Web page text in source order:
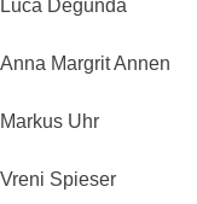
Luca Degunda
Anna Margrit Annen
Markus Uhr
Vreni Spieser